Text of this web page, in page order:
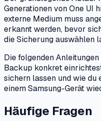
Generationen von One UI
externe Medium muss
erkannt werden, bevor
die Sicherung auswählen
Die folgenden
Backup konkret
sichern lassen und wie du
einem Samsung-Gerät
Häufige Fragen